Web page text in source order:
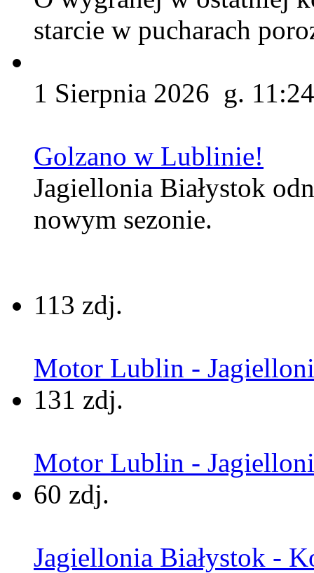
starcie w pucharach
1 Sierpnia 2026 g.
Golzano w Lublinie!
Jagiellonia Białystok
nowym sezonie.
113 zdj.
Motor Lublin -
131 zdj.
Motor Lublin -
60 zdj.
Jagiellonia Białystok -